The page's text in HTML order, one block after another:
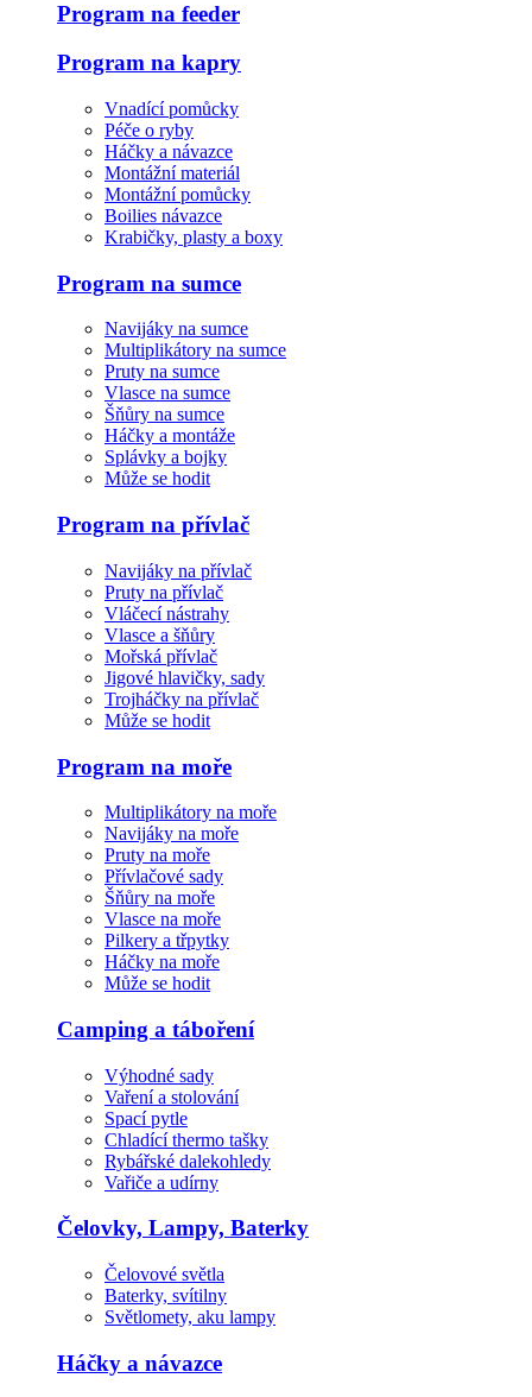
Program na feeder
Program na kapry
Vnadící pomůcky
Péče o ryby
Háčky a návazce
Montážní materiál
Montážní pomůcky
Boilies návazce
Krabičky, plasty a boxy
Program na sumce
Navijáky na sumce
Multiplikátory na sumce
Pruty na sumce
Vlasce na sumce
Šňůry na sumce
Háčky a montáže
Splávky a bojky
Může se hodit
Program na přívlač
Navijáky na přívlač
Pruty na přívlač
Vláčecí nástrahy
Vlasce a šňůry
Mořská přívlač
Jigové hlavičky, sady
Trojháčky na přívlač
Může se hodit
Program na moře
Multiplikátory na moře
Navijáky na moře
Pruty na moře
Přívlačové sady
Šňůry na moře
Vlasce na moře
Pilkery a třpytky
Háčky na moře
Může se hodit
Camping a táboření
Výhodné sady
Vaření a stolování
Spací pytle
Chladící thermo tašky
Rybářské dalekohledy
Vařiče a udírny
Čelovky, Lampy, Baterky
Čelovové světla
Baterky, svítilny
Světlomety, aku lampy
Háčky a návazce